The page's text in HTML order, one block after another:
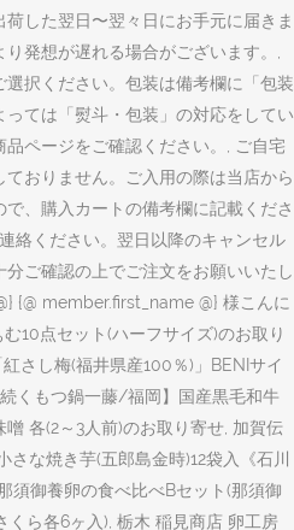
した翌日〜翌々日にお手元に届きま
発想が遅れる場合がございます。,
択ください。包装は備考欄に「包装
ては「熨斗・包装」の対応をしてい
ページをご確認ください。, ご自宅
おりません。ご入用の際は当店から
、購入カートの備考欄に記載くださ
絡ください。翌日以降のキャンセル
ご確認の上でご注文をお願いいたし
{@ member.first_name @} 様こんに
10点セット(ハーフサイズ)のお取り
さし梅(福井県産100％)」BENIサイ
くもつ鍋一藤/福岡】国産黒毛和牛
各(2～3人前)のお取り寄せ, 加賀伝
な焼き芋(五郎島金時)12袋入《石川
須御養卵の食べ比べBセット(那須御
ら各6ヶ入), 栃木 稲見商店 卵工房